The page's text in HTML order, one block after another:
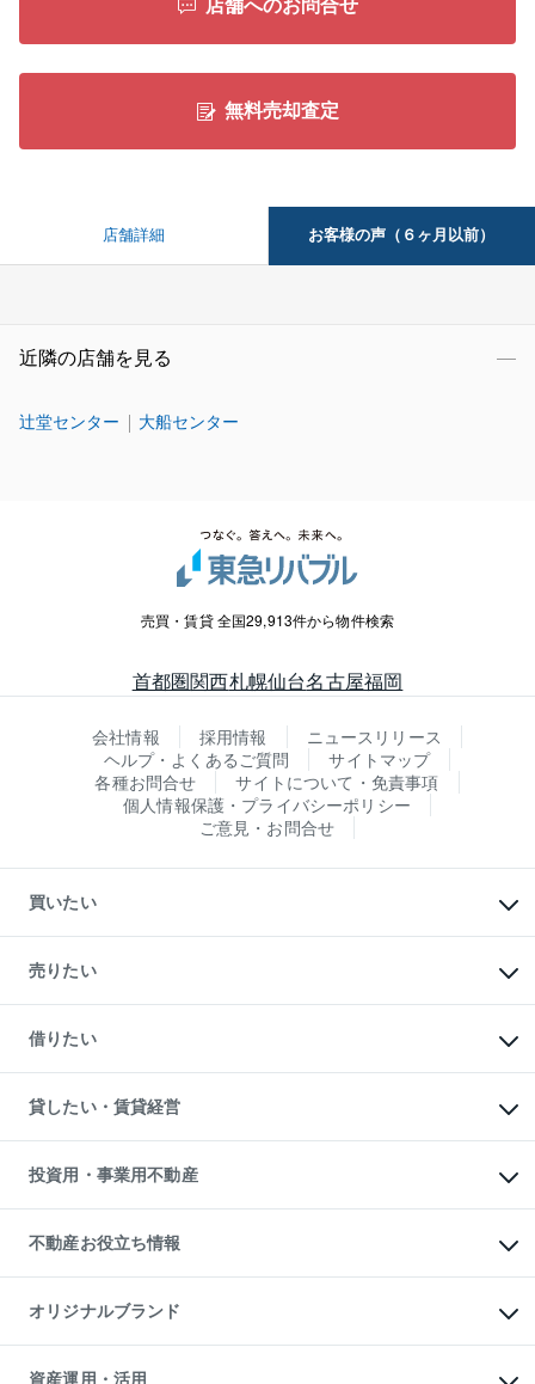
店舗へのお問合せ
無料売却査定
店舗詳細 お客様の声（６ヶ月以前）
近隣の店舗を見る
辻堂センター 大船センター
売買・賃貸 全国29,913件から物件検索
首都圏関西札幌仙台名古屋福岡
会社情報 採用情報
ニュースリリース
ヘルプ・よくあるご質問
サイトマップ
各種お問合せ
サイトについて・免責事項
個人情報保護・プライバシーポリシー
ご意見・お問合せ
買いたい
新築・分譲マンションの購入
中古マンションの購入
一戸建ての購入
中古一戸建ての購入
不動産購入の流れ
注目キーワード物件特集
購入ガイド
English 繁体中文簡体中文
売りたい
一戸建ての売却・査定
土地の売却・査定
スピードAI査定
不動産査定について
不動産売却の流れ
不動産買換えの流れ
売却ガイド
借りたい
オフィス・店舗の賃貸
借りるときの流れ
借りるガイド
貸したい・賃貸経営
マンション賃料データ
賃貸管理プラン
リロケーションについて
貸すガイド
投資用・事業用不動産
事業用不動産
マンション投資
投資用マンション
アパート経営
収益物件
ビル購入（ビル一棟）
不動産お役立ち情報
マンションライブラリー
人気マンションランキング
暮らしに役立つ不動産メディア
オリジナルブランド
一棟リノベーションマンション
資産運用・活用